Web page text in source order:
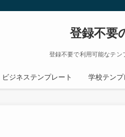
登録不要
登録不要で利用可能なテン
ビジネステンプレート 学校テンプ